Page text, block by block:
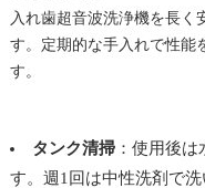
入れ歯超音波洗浄機を長く
す。定期的な手入れで性能
す。
タンク清掃：使用後は
す。週1回は中性洗剤で洗